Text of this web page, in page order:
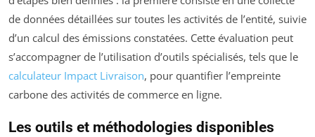
de données détaillées sur toutes les activités de l’entité, suivie
d’un calcul des émissions constatées. Cette évaluation peut
s’accompagner de l’utilisation d’outils spécialisés, tels que le
calculateur Impact Livraison, pour quantifier l’empreinte
carbone des activités de commerce en ligne.
Les outils et méthodologies disponibles